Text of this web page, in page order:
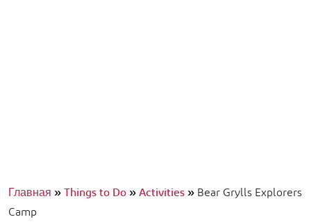
Главная»Things to Do»Activities»Bear Grylls Explorers
Camp